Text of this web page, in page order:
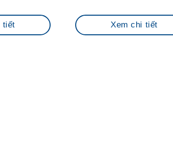
tiết Xem chi tiết